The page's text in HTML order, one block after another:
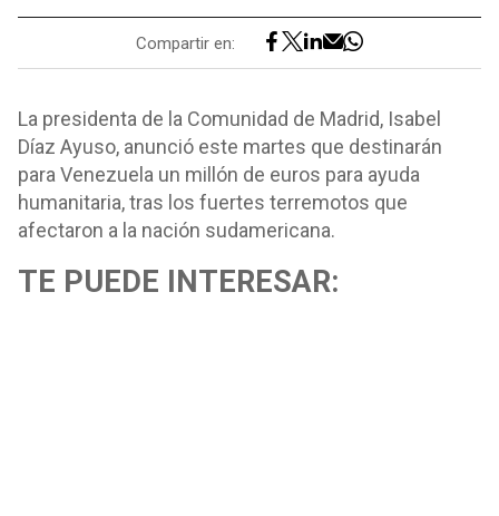
Compartir en:
La presidenta de la Comunidad de Madrid, Isabel
Díaz Ayuso, anunció este martes que destinarán
para Venezuela un millón de euros para ayuda
humanitaria, tras los fuertes terremotos que
afectaron a la nación sudamericana.
TE PUEDE INTERESAR: